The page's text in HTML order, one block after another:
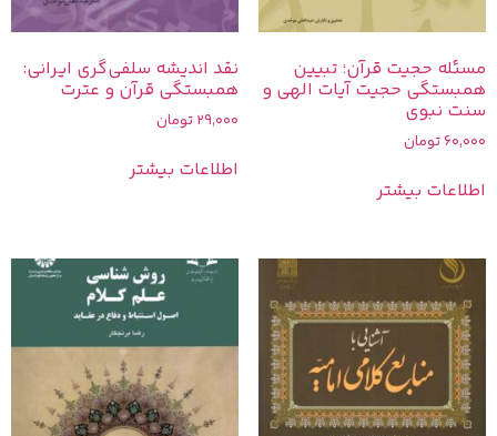
مسئله حجیت قرآن؛ تبیین
همبستگی حجیت آیات الهی و
سنت نبوی
60,000تومان
اطلاعات بیشتر
نقد اندیشه سلفی‌گری ایرانی:
همبستگی قرآن و عترت
29,000تومان
اطلاعات بیشتر